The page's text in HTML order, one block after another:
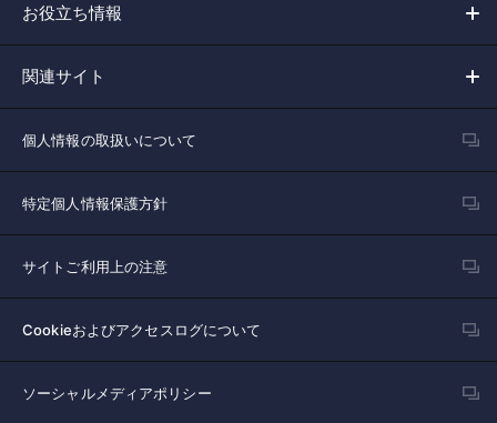
お役立ち情報
関連サイト
個人情報の取扱いについて
特定個人情報保護方針
サイトご利用上の注意
Cookieおよびアクセスログについて
ソーシャルメディアポリシー